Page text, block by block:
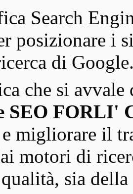
Search
posizionare i
di
che si
SEO FORLI'
e migliorare il
motori di
sia